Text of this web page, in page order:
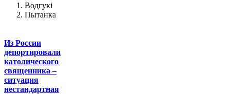
Водгукі
Пытанка
Из России
депортировали
католического
священника –
ситуация
нестандартная